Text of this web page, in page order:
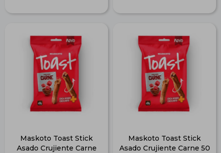
Maskoto Toast Stick
Asado Crujiente Carne
Maskoto Toast Stick
Asado Crujiente Carne 50